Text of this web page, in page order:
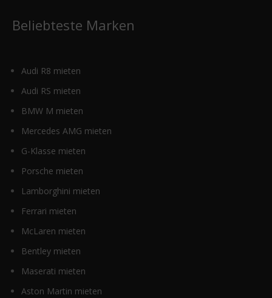
Beliebteste Marken
Audi R8 mieten
Audi RS mieten
BMW M mieten
Mercedes AMG mieten
G-Klasse mieten
Porsche mieten
Lamborghini mieten
Ferrari mieten
McLaren mieten
Bentley mieten
Maserati mieten
Aston Martin mieten